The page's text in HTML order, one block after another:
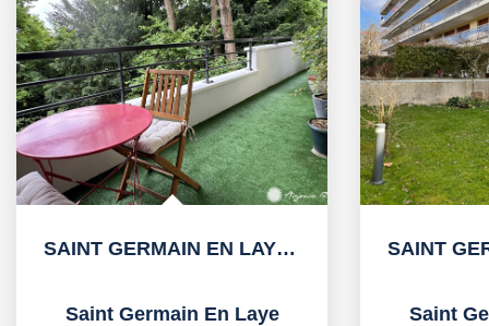
SAINT GERMAIN EN LAYE - 15' RER, proche Lycée Jeanne...
Saint Germain En Laye Saint